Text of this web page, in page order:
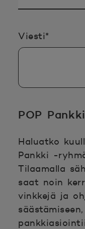
Viesti*
POP
Haluatko
Pankki -
Tilaamalla
saat noin
vinkkejä ja